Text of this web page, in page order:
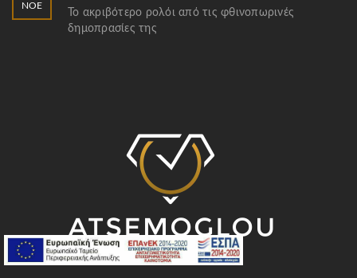
ΝΟΈ
Το ακριβότερο ρολόι από τις φθινοπωρινές
δημοπρασίες της